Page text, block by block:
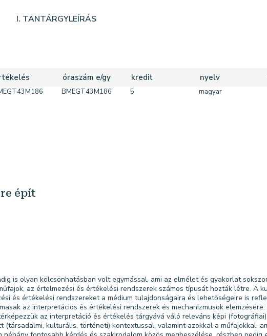
I. TANTÁRGYLEÍRÁS
óraszám e/gy kredit nyelv
BMEGT43M186 5 magyar
épít
is olyan kölcsönhatásban volt egymással, ami az elmélet és gyakorlat
az értelmezési és értékelési rendszerek számos típusát hozták létre. A
és értékelési rendszereket a médium tulajdonságaira és lehetőségeire is
az interpretációs és értékelési rendszerek és mechanizmusok
az interpretáció és értékelés tárgyává váló releváns képi
kulturális, történeti) kontextussal, valamint azokkal a műfajokkal,